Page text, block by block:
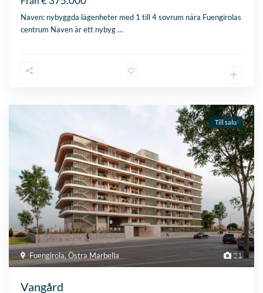
Naven: nybyggda lägenheter med 1 till 4 sovrum nära Fuengirolas
centrum Naven är ett nybyg…
21
Fuengirola,Östra Marbella
Till salu
Vangård